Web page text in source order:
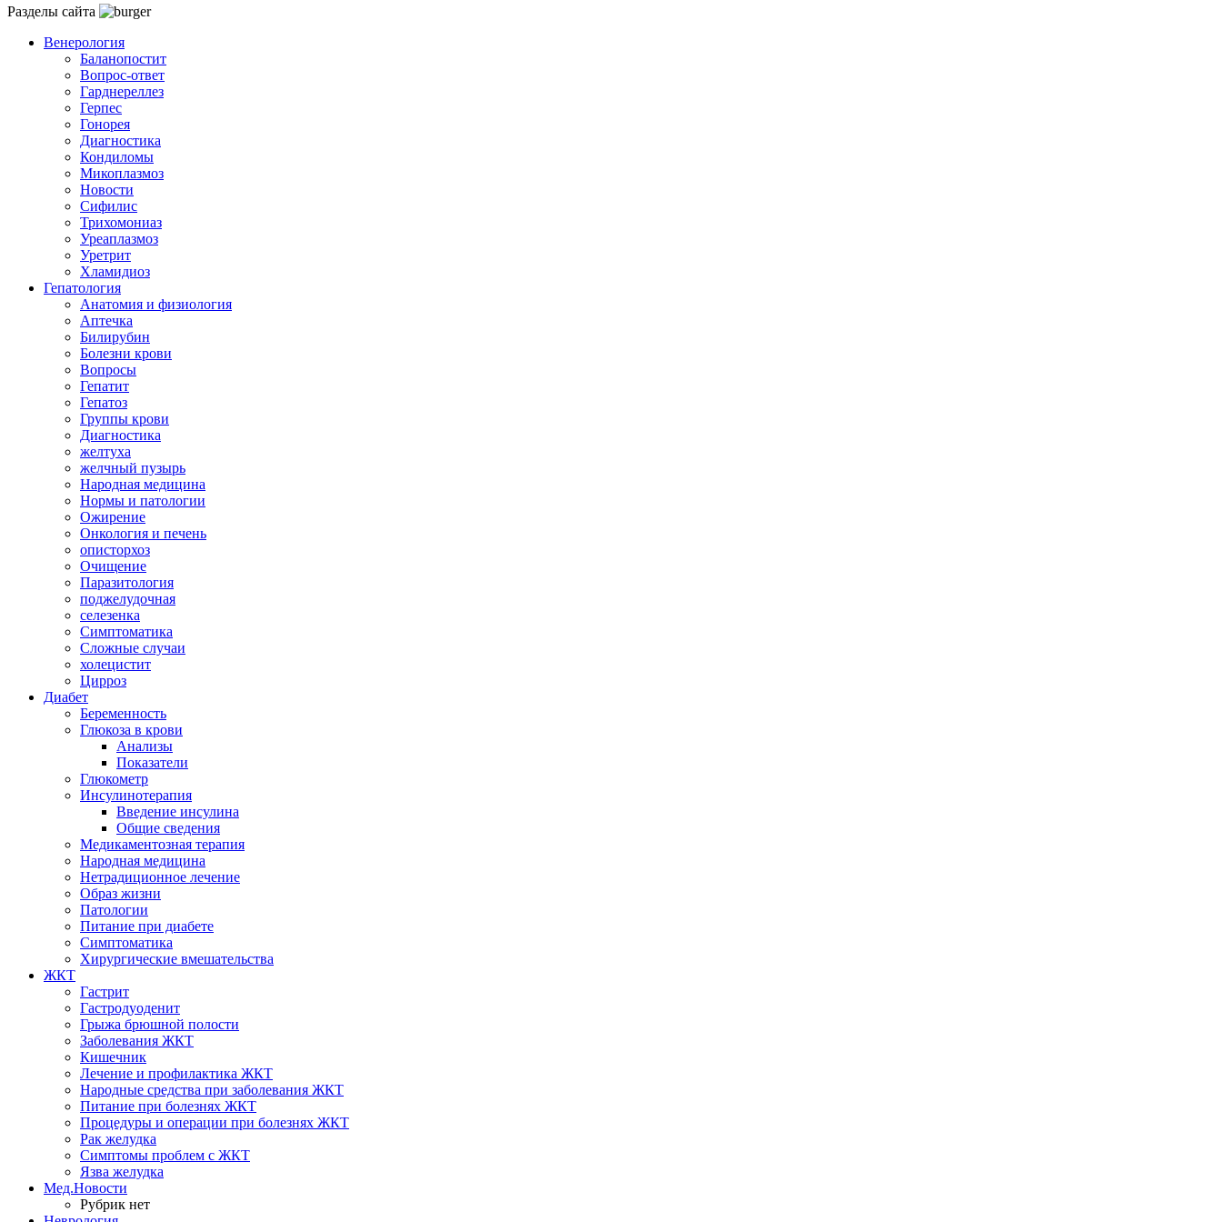
Разделы сайта
Венерология
Баланопостит
Вопрос-ответ
Гарднереллез
Герпес
Гонорея
Диагностика
Кондиломы
Микоплазмоз
Новости
Сифилис
Трихомониаз
Уреаплазмоз
Уретрит
Хламидиоз
Гепатология
Анатомия и физиология
Аптечка
Билирубин
Болезни крови
Вопросы
Гепатит
Гепатоз
Группы крови
Диагностика
желтуха
желчный пузырь
Народная медицина
Нормы и патологии
Ожирение
Онкология и печень
описторхоз
Очищение
Паразитология
поджелудочная
селезенка
Симптоматика
Сложные случаи
холецистит
Цирроз
Диабет
Беременность
Глюкоза в крови
Анализы
Показатели
Глюкометр
Инсулинотерапия
Введение инсулина
Общие сведения
Медикаментозная терапия
Народная медицина
Нетрадиционное лечение
Образ жизни
Патологии
Питание при диабете
Симптоматика
Хирургические вмешательства
ЖКТ
Гастрит
Гастродуоденит
Грыжа брюшной полости
Заболевания ЖКТ
Кишечник
Лечение и профилактика ЖКТ
Народные средства при заболевания ЖКТ
Питание при болезнях ЖКТ
Процедуры и операции при болезнях ЖКТ
Рак желудка
Симптомы проблем с ЖКТ
Язва желудка
Мед.Новости
Рубрик нет